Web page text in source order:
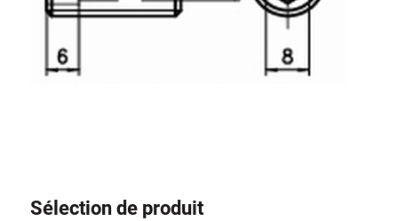
Sélection de produit